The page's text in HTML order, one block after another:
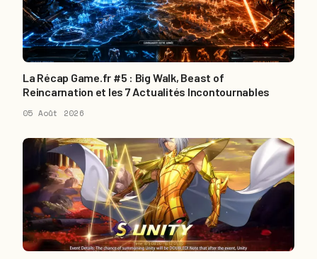
La Récap Game.fr #5 : Big Walk, Beast of
Reincarnation et les 7 Actualités Incontournables
05 Août 2026